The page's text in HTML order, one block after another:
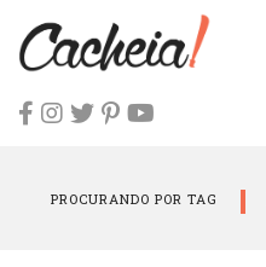
PROCURANDO POR TAG